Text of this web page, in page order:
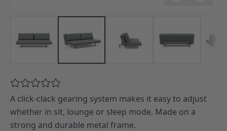
A click-clack gearing system makes it easy to adjust
whether in sit, lounge or sleep mode. Made on a
strong and durable metal frame.